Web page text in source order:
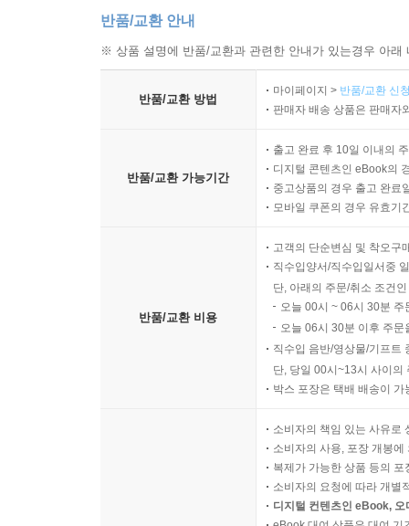
반품/교환 안내
※ 상품 설명에 반품/교환과 관련한 안내가 있는경우 아
반품/교환 방법
마이페이지 > 반품/교환 신
판매자 배송 상품은 판매자
반품/교환 가능기간
출고 완료 후 10일 이내의
디지털 콘텐츠인 eBook의
중고상품의 경우 출고 완료
모바일 쿠폰의 경우 유효기
반품/교환 비용
고객의 단순변심 및 착오구
직수입양서/직수입일서중
단, 아래의 주문/취소 조건
오늘 00시 ~ 06시 30분
오늘 06시 30분 이후 주
직수입 음반/영상물/기프트
단, 당일 00시~13시 사이의
박스 포장은 택배 배송이
소비자의 책임 있는 사유로
소비자의 사용, 포장 개봉
복제가 가능한 상품 등의
소비자의 요청에 따라 개별
디지털 컨텐츠인 eBook,